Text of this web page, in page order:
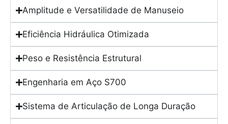
Amplitude e Versatilidade de Manuseio
Eficiência Hidráulica Otimizada
Peso e Resistência Estrutural
Engenharia em Aço S700
Sistema de Articulação de Longa Duração